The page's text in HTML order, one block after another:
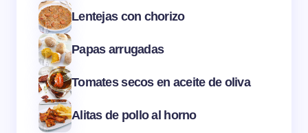
Lentejas con chorizo
Papas arrugadas
Tomates secos en aceite de oliva
Alitas de pollo al horno